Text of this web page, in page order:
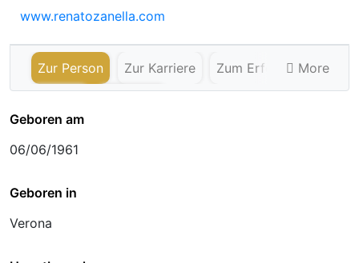
www.renatozanella.com
Zur Person Zur Karriere
Zum Erfolg
More
Geboren am
06/06/1961
Geboren in
Verona